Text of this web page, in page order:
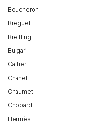
Boucheron
Breguet
Breitling
Bulgari
Cartier
Chanel
Chaumet
Chopard
Hermès